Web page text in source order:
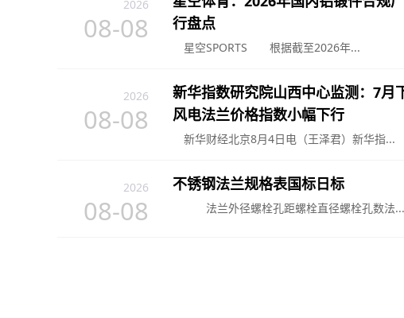
2026
08-08
行盘点
星空SPORTS 根据截至2026年...
2026
08-08
新华指数研究院山西中心监测：7月
风电法兰价格指数小幅下行
新华财经北京8月4日电（王泽君）新华指...
2026
08-08
不锈钢法兰规格表国标日标
法兰外径螺栓孔距螺栓直径螺栓孔数法...
钢蝶形厂家优选指南！